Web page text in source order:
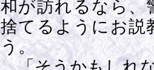
和が訪れるなら、
捨てるようにお説
う。